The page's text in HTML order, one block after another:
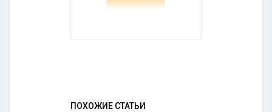
ПОХОЖИЕ СТАТЬИ